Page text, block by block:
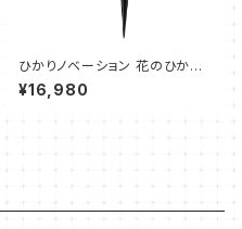
ひかりノベーション 花のひかり
基本セット（2個セット、ポール
短、ポール長、スパイク、ジョイン
¥16,980